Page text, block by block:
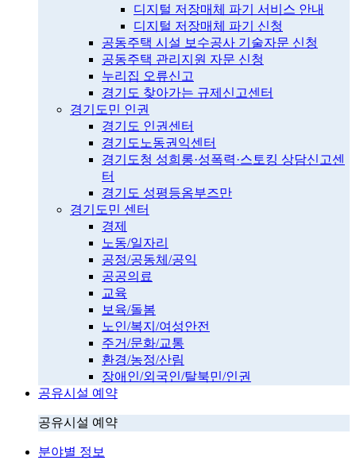
디지털 저장매체 파기 서비스 안내
디지털 저장매체 파기 신청
공동주택 시설 보수공사 기술자문 신청
공동주택 관리지원 자문 신청
누리집 오류신고
경기도 찾아가는 규제신고센터
경기도민 인권
경기도 인권센터
경기도노동권익센터
경기도청 성희롱·성폭력·스토킹 상담신고센
터
경기도 성평등옴부즈만
경기도민 센터
경제
노동/일자리
공정/공동체/공익
공공의료
교육
보육/돌봄
노인/복지/여성안전
주거/문화/교통
환경/농정/산림
장애인/외국인/탈북민/인권
공유시설 예약
공유시설 예약
분야별 정보